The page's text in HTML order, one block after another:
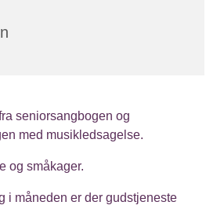
seniorsangbogen og
med musikledsagelse.
og småkager.
i måneden er der gudstjeneste